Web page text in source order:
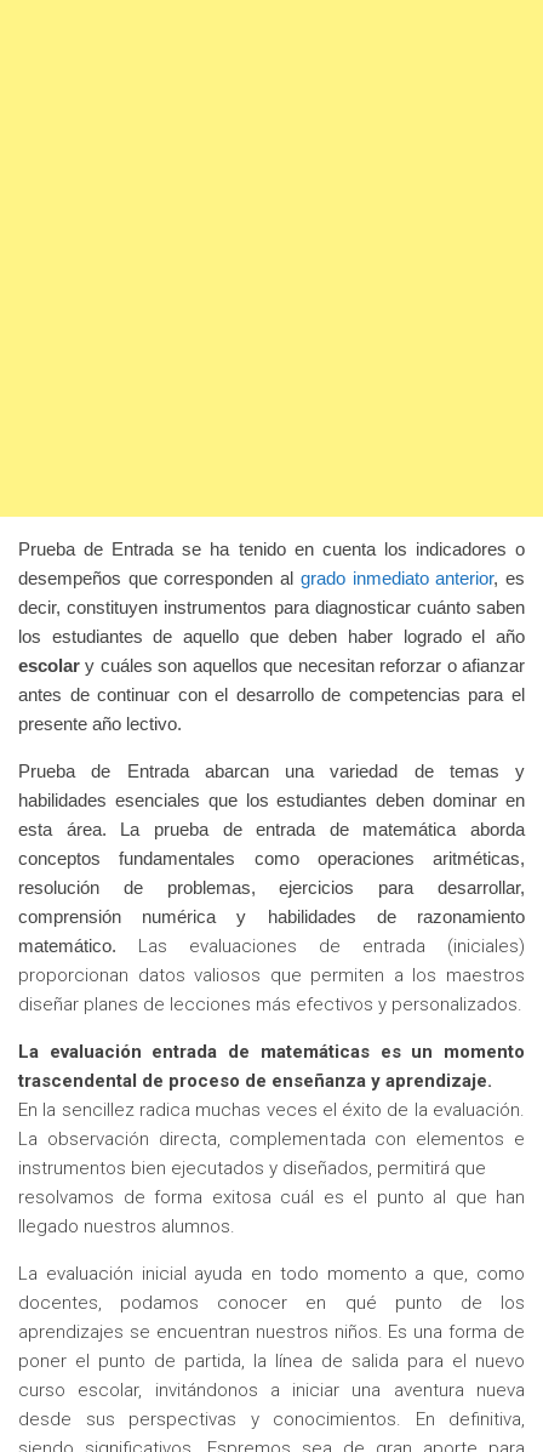
Prueba de Entrada se ha tenido en cuenta los indicadores o
desempeños que corresponden al grado inmediato anterior, es
decir, constituyen instrumentos para diagnosticar cuánto saben
los estudiantes de aquello que deben haber logrado el año
escolar y cuáles son aquellos que necesitan reforzar o afianzar
antes de continuar con el desarrollo de competencias para el
presente año lectivo.
Prueba de Entrada abarcan una variedad de temas y
habilidades esenciales que los estudiantes deben dominar en
esta área. La prueba de entrada de matemática aborda
conceptos fundamentales como operaciones aritméticas,
resolución de problemas, ejercicios para desarrollar,
comprensión numérica y habilidades de razonamiento
matemático. Las evaluaciones de entrada (iniciales)
proporcionan datos valiosos que permiten a los maestros
diseñar planes de lecciones más efectivos y personalizados.
La evaluación entrada de matemáticas es un momento
trascendental de proceso de enseñanza y aprendizaje.
En la sencillez radica muchas veces el éxito de la evaluación.
La observación directa, complementada con elementos e
instrumentos bien ejecutados y diseñados, permitirá que
resolvamos de forma exitosa cuál es el punto al que han
llegado nuestros alumnos.
La evaluación inicial ayuda en todo momento a que, como
docentes, podamos conocer en qué punto de los
aprendizajes se encuentran nuestros niños. Es una forma de
poner el punto de partida, la línea de salida para el nuevo
curso escolar, invitándonos a iniciar una aventura nueva
desde sus perspectivas y conocimientos. En definitiva,